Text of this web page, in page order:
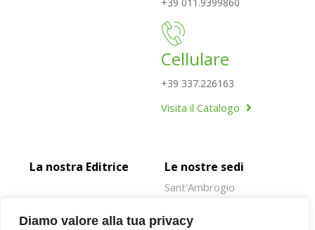
Diamo valore alla tua privacy
Cellulare
+39 337.226163
Visita il Catalogo
La nostra Editrice Le nostre sedi
Sant'Ambrogio